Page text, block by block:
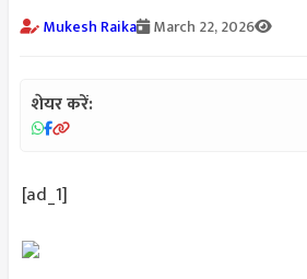
Mukesh Raika March 22, 2026
शेयर करें:
[ad_1]